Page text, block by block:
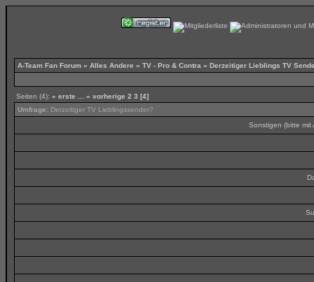
A-Team Fan Forum » Alles Andere » TV - Pro & Contra » Derzeitiger Lieblings TV
Seiten (4): « erste « vorherige 2 3 [4]
Umfrage: Derzeitiger TV Lieblingssender?
Sonstigen (bitte mit